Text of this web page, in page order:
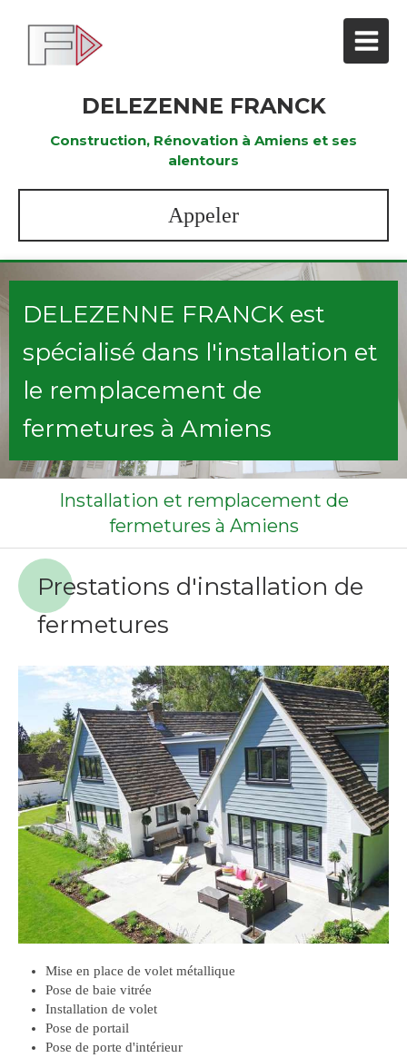
DELEZENNE FRANCK
Construction, Rénovation à Amiens et ses
alentours
Appeler
DELEZENNE FRANCK est
spécialisé dans l'installation et
le remplacement de
fermetures à Amiens
Installation et remplacement de
fermetures à Amiens
Prestations d'installation de
fermetures
Mise en place de volet métallique
Pose de baie vitrée
Installation de volet
Pose de portail
Pose de porte d'intérieur